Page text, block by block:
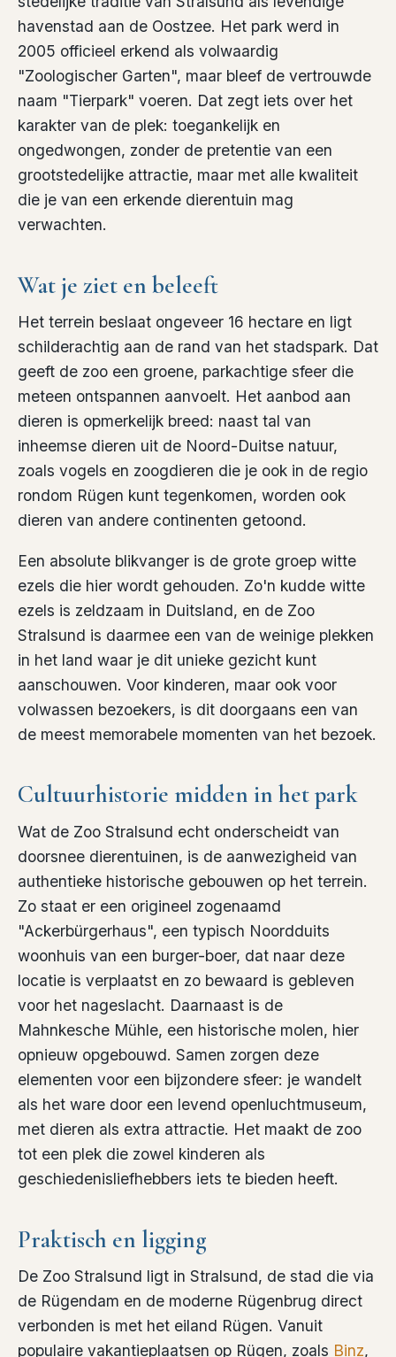
havenstad aan de Oostzee. Het park werd in
2005 officieel erkend als volwaardig
"Zoologischer Garten", maar bleef de vertrouwde
naam "Tierpark" voeren. Dat zegt iets over het
karakter van de plek: toegankelijk en
ongedwongen, zonder de pretentie van een
grootstedelijke attractie, maar met alle kwaliteit
die je van een erkende dierentuin mag
verwachten.
Wat je ziet en beleeft
Het terrein beslaat ongeveer 16 hectare en ligt
schilderachtig aan de rand van het stadspark. Dat
geeft de zoo een groene, parkachtige sfeer die
meteen ontspannen aanvoelt. Het aanbod aan
dieren is opmerkelijk breed: naast tal van
inheemse dieren uit de Noord-Duitse natuur,
zoals vogels en zoogdieren die je ook in de regio
rondom Rügen kunt tegenkomen, worden ook
dieren van andere continenten getoond.
Een absolute blikvanger is de grote groep witte
ezels die hier wordt gehouden. Zo'n kudde witte
ezels is zeldzaam in Duitsland, en de Zoo
Stralsund is daarmee een van de weinige plekken
in het land waar je dit unieke gezicht kunt
aanschouwen. Voor kinderen, maar ook voor
volwassen bezoekers, is dit doorgaans een van
de meest memorabele momenten van het bezoek.
Cultuurhistorie midden in het park
Wat de Zoo Stralsund echt onderscheidt van
doorsnee dierentuinen, is de aanwezigheid van
authentieke historische gebouwen op het terrein.
Zo staat er een origineel zogenaamd
"Ackerbürgerhaus", een typisch Noordduits
woonhuis van een burger-boer, dat naar deze
locatie is verplaatst en zo bewaard is gebleven
voor het nageslacht. Daarnaast is de
Mahnkesche Mühle, een historische molen, hier
opnieuw opgebouwd. Samen zorgen deze
elementen voor een bijzondere sfeer: je wandelt
als het ware door een levend openluchtmuseum,
met dieren als extra attractie. Het maakt de zoo
tot een plek die zowel kinderen als
geschiedenisliefhebbers iets te bieden heeft.
Praktisch en ligging
De Zoo Stralsund ligt in Stralsund, de stad die via
de Rügendam en de moderne Rügenbrug direct
verbonden is met het eiland Rügen. Vanuit
populaire vakantieplaatsen op Rügen, zoals Binz,